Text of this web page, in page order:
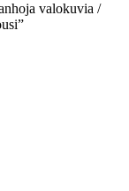
valokuvia /